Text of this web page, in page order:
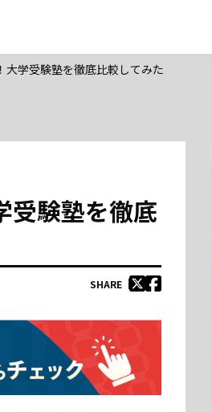
大学受験塾を徹底比較してみた
受験塾を徹底
SHARE